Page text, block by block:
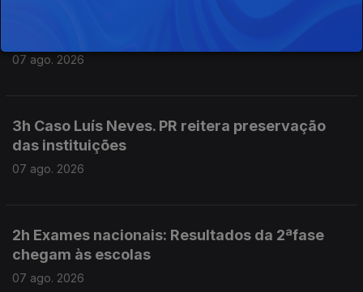
07 ago. 2026
3h Caso Luís Neves. PR reitera preservação
das instituições
07 ago. 2026
2h Exames nacionais: Resultados da 2ªfase
chegam às escolas
07 ago. 2026